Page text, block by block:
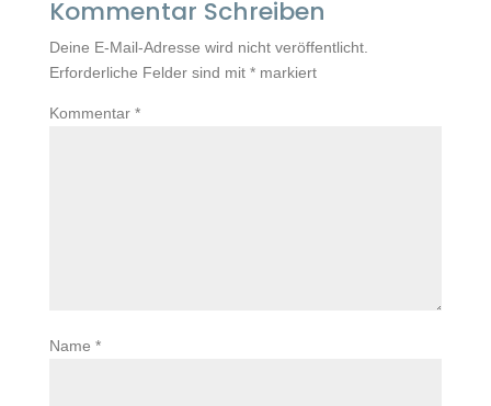
Kommentar Schreiben
Deine E-Mail-Adresse wird nicht veröffentlicht.
Erforderliche Felder sind mit *markiert
Kommentar *
Name *